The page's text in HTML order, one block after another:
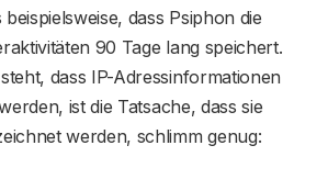
dass Psiphon die
90 Tage lang speichert.
dass IP-Adressinformationen
ist die Tatsache, dass sie
werden, schlimm genug: